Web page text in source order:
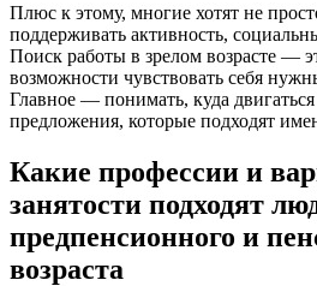
Плюс к этому, многие хотят не
поддерживать активность,
Поиск работы в зрелом возрасте —
возможности чувствовать себя
Главное — понимать, куда
предложения, которые подходят
Какие профессии и
занятости подходят
предпенсионного и
возраста